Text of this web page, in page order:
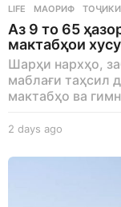
LIFE МАОРИФ ,
Аз 9 то 65
мактабҳои
Шарҳи нархҳо,
маблағи таҳсил
мактабҳо ва
2 days ago
a